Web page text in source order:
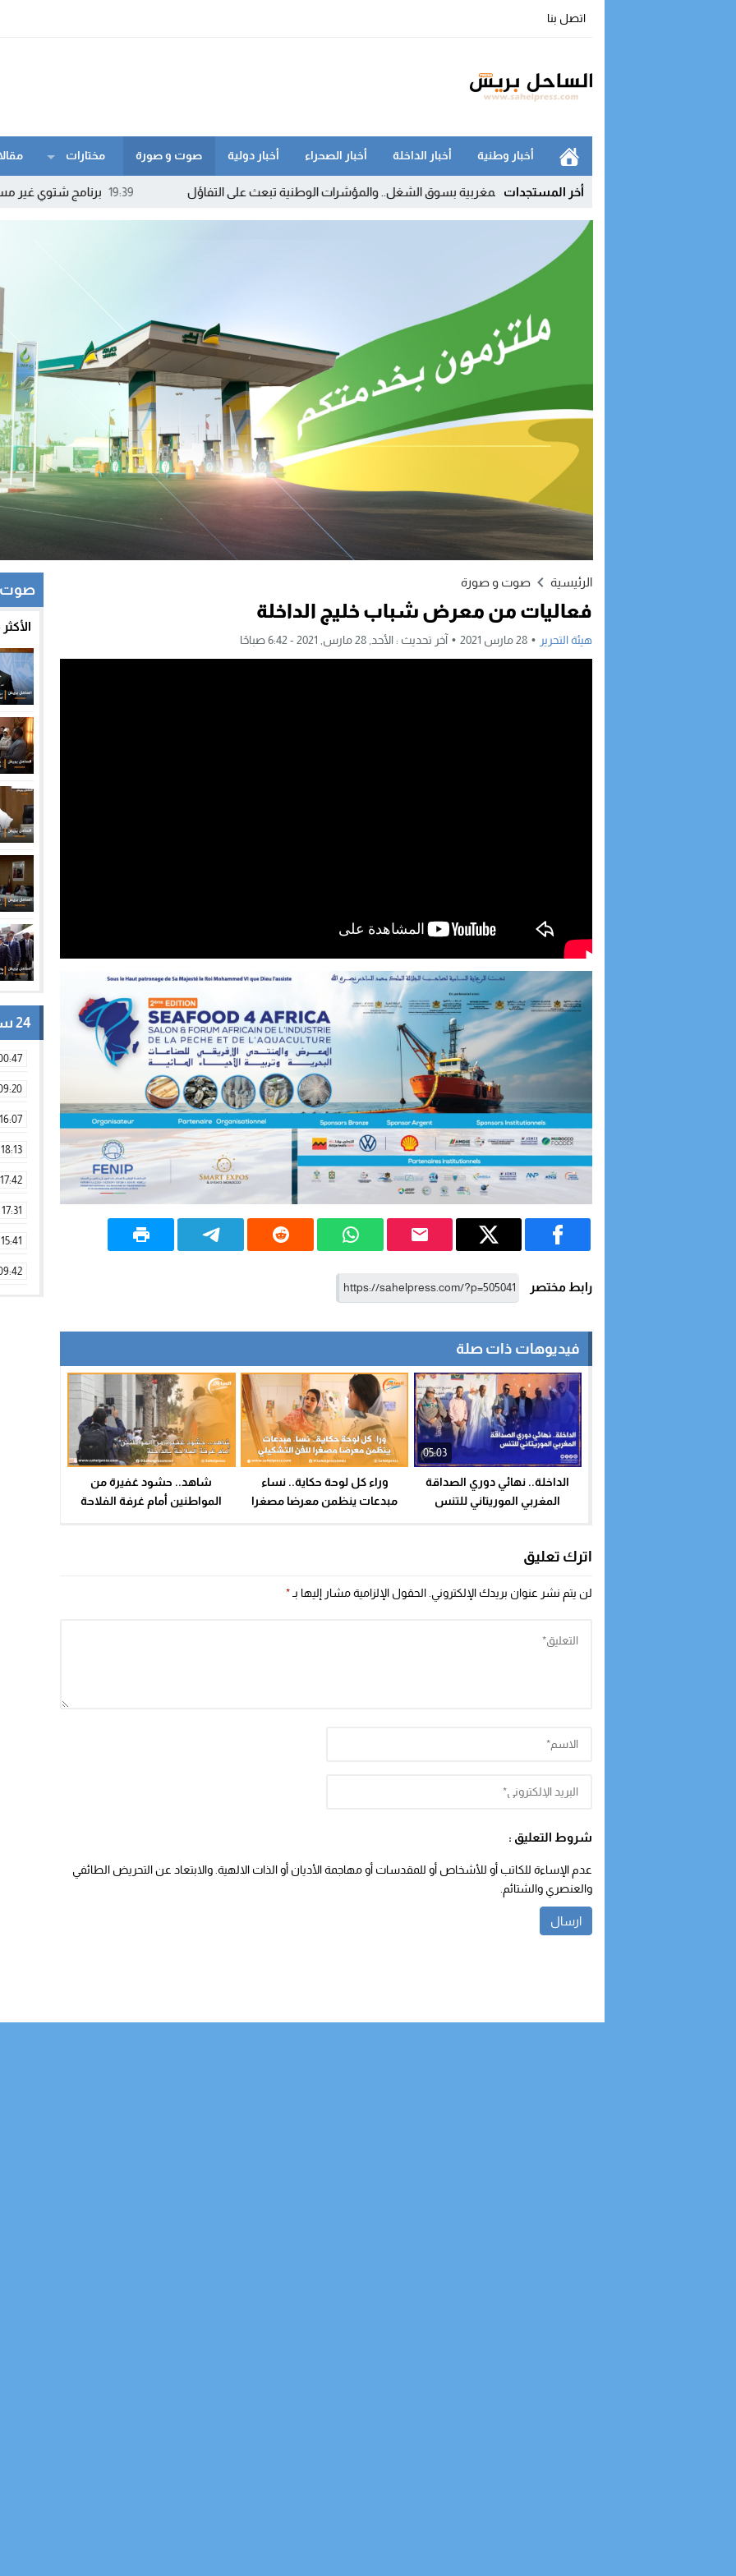
اتصل بنا
أخبار وطنية أخبار الداخلة أخبار الصحراء أخبار دولية صوت و صورة مختارات
أخر المستجدات 19:39 برنامج شتوي غير مسبوق لـ”رايان الداخلة في صدارة الجهات المغربية بسوق الشغل.. والمؤشرات الوطنية تبعث على التفاؤل
الرئيسية صوت و صورة
فعاليات من معرض شباب خليج الداخلة
هيئة التحرير 28 مارس 2021 آخر تحديث : الأحد, 28 مارس, 2021 - 6:42 صباحًا
رابط مختصر
فيديوهات ذات صلة
05:03
الداخلة.. نهائي دوري الصداقة
المغربي الموريتاني للتنس
وراء كل لوحة حكاية.. نساء
مبدعات ينظمن معرضا مصغرا
شاهد.. حشود غفيرة من
المواطنين أمام غرفة الفلاحة
اترك تعليق
لن يتم نشر عنوان بريدك الإلكتروني. الحقول الإلزامية مشار إليها بـ *
شروط التعليق :
عدم الإساءة للكاتب أو للأشخاص أو للمقدسات أو مهاجمة الأديان أو الذات الالهية. والابتعاد عن التحريض الطائفي
والعنصري والشتائم.
صوت
24 ساعة
16:07
18:13
17:42
17:31
15:41